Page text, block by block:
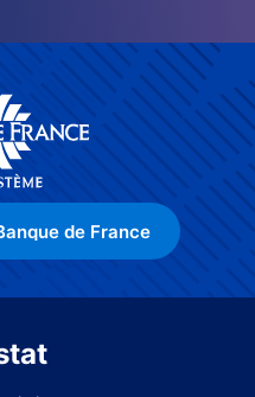
de France